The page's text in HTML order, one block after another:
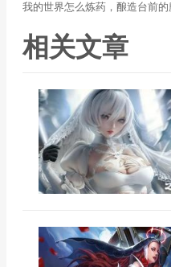
我的世界怎么炼药，酿造台前
相关文章